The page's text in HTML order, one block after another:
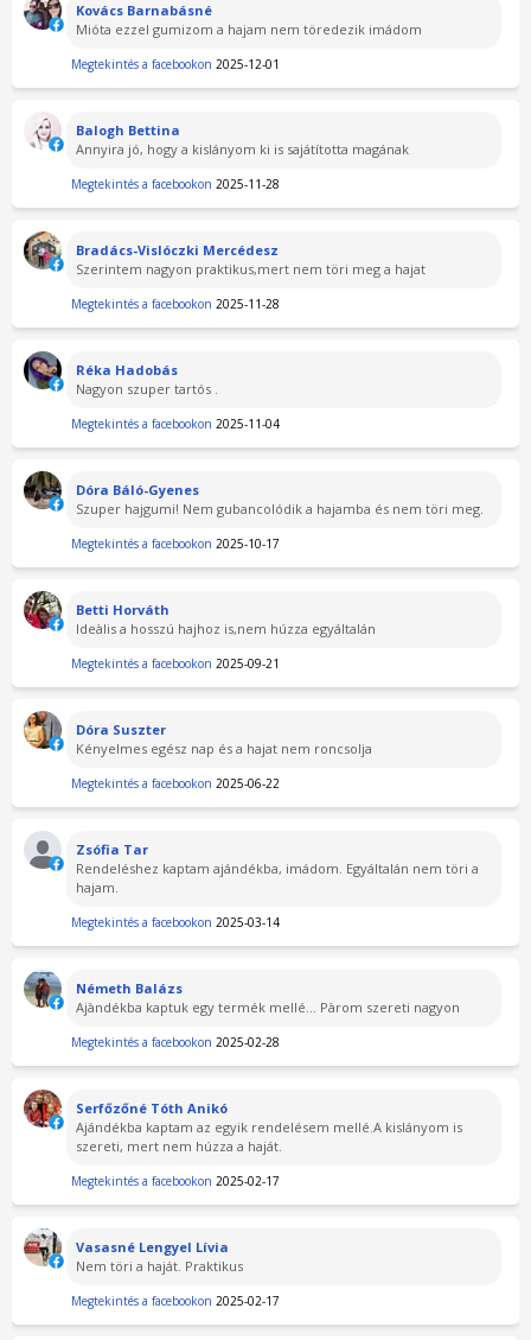
Kovács Barnabásné
Mióta ezzel gumizom a hajam nem töredezik imádom
Megtekintés a facebookon 2025-12-01
Balogh Bettina
Annyira jó, hogy a kislányom ki is sajátította magának
Megtekintés a facebookon 2025-11-28
Bradács-Vislóczki Mercédesz
Szerintem nagyon praktikus,mert nem töri meg a hajat
Megtekintés a facebookon 2025-11-28
Réka Hadobás
Nagyon szuper tartós .
Megtekintés a facebookon 2025-11-04
Dóra Báló-Gyenes
Szuper hajgumi! Nem gubancolódik a hajamba és nem töri meg.
Megtekintés a facebookon 2025-10-17
Betti Horváth
Ideàlis a hosszú hajhoz is,nem húzza egyáltalán
Megtekintés a facebookon 2025-09-21
Dóra Suszter
Kényelmes egész nap és a hajat nem roncsolja
Megtekintés a facebookon 2025-06-22
Zsófia Tar
Rendeléshez kaptam ajándékba, imádom. Egyáltalán nem töri a
hajam.
Megtekintés a facebookon 2025-03-14
Németh Balázs
Ajàndékba kaptuk egy termék mellé... Pàrom szereti nagyon
Megtekintés a facebookon 2025-02-28
Serfőzőné Tóth Anikó
Ajándékba kaptam az egyik rendelésem mellé.A kislányom is
szereti, mert nem húzza a haját.
Megtekintés a facebookon 2025-02-17
Vasasné Lengyel Lívia
Nem töri a haját. Praktikus
Megtekintés a facebookon 2025-02-17